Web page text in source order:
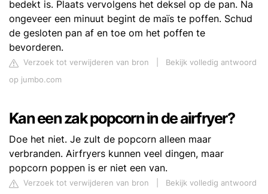
bedekt is. Plaats vervolgens het deksel op de pan. Na
ongeveer een minuut begint de maïs te poffen. Schud
de gesloten pan af en toe om het poffen te
bevorderen.
Verzoek tot verwijderen van bron
Bekijk volledig antwoord
op jumbo.com
Kan een zak popcorn in de airfryer?
Doe het niet. Je zult de popcorn alleen maar
verbranden. Airfryers kunnen veel dingen, maar
popcorn poppen is er niet een van.
Verzoek tot verwijderen van bron
Bekijk volledig antwoord